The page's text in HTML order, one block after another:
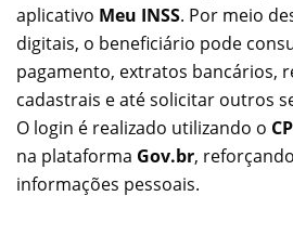
aplicativo Meu INSS. Por meio
digitais, o beneficiário pode
pagamento, extratos bancários,
cadastrais e até solicitar outros
O login é realizado utilizando o
na plataforma Gov.br,
informações pessoais.